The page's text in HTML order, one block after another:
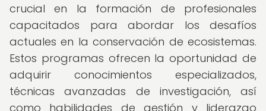
crucial en la formación de profesionales
capacitados para abordar los desafíos
actuales en la conservación de ecosistemas.
Estos programas ofrecen la oportunidad de
adquirir conocimientos especializados,
técnicas avanzadas de investigación, así
como habilidades de gestión y liderazgo